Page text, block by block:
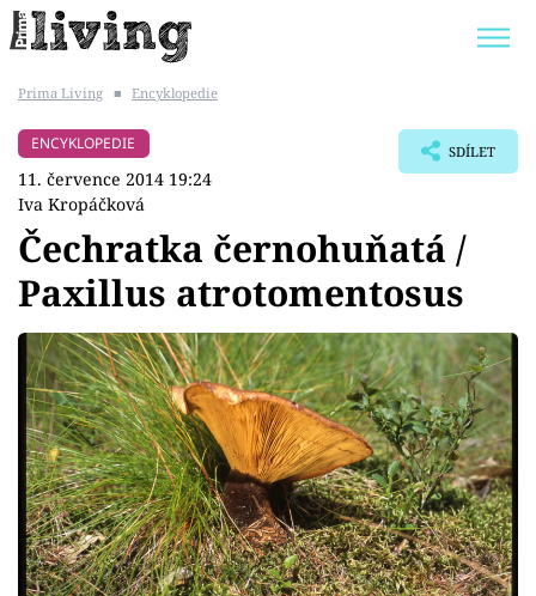
BYDLENÍ SLAVNÝCH
Témata
Bydlení
Zahrada
Design
Sledujte prima+
Prima Living ■ Encyklopedie
ENCYKLOPEDIE
11. července 2014 19:24
Iva Kropáčková
SDÍLET
Čechratka černohuňatá /
Paxillus atrotomentosus